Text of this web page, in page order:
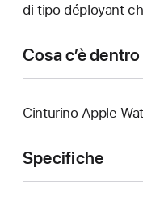
di tipo déployant
Cosa c’è dentro
Cinturino Apple
Specifiche